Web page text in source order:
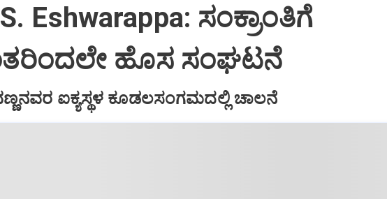
Eshwarappa: ಸಂಕ್ರಾಂತಿಗೆ
ಹೊಸ ಸಂಘಟನೆ
ಐಕ್ಯಸ್ಥಳ ಕೂಡಲಸಂಗಮದಲ್ಲಿ ಚಾಲನೆ